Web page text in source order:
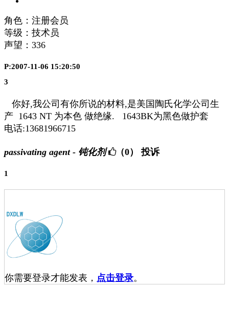
角色：注册会员
等级：技术员
声望： 336
P:2007-11-06 15:20:50
3
你好,我公司有你所说的材料,是美国陶氏化学公司生
产 1643 NT 为本色 做绝缘. 1643BK为黑色做护套
电话:13681966715
passivating agent - 钝化剂 （0） 投诉
1
你需要登录才能发表， 点击登录。